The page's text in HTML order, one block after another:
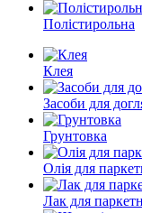
Полістирольна
Клея
Засоби для
Грунтовка
Олія для
Лак для